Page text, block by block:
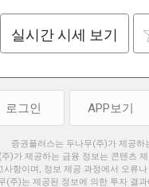
실시간 시세 보기
로그인 APP보기
증권플러스는 두나무(주)가 제공하
)가 제공하는 금융 정보는 콘텐츠
사항이며, 정보 제공 과정에서 오류
(주)는 제공된 정보에 의한 투자 결